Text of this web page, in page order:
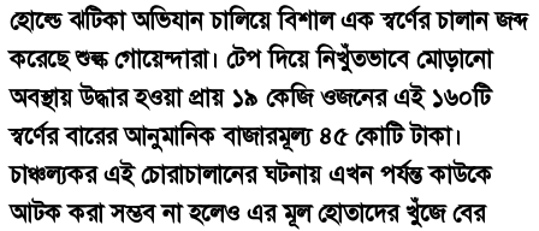
হোল্ডে ঝটিকা অভিযান চালিয়ে বিশাল এক স্বর্ণের চালান জব্দ
করেছে শুল্ক গোয়েন্দারা। টেপ দিয়ে নিখুঁতভাবে মোড়ানো
অবস্থায় উদ্ধার হওয়া প্রায় ১৯ কেজি ওজনের এই ১৬০টি
স্বর্ণের বারের আনুমানিক বাজারমূল্য ৪৫ কোটি টাকা।
চাঞ্চল্যকর এই চোরাচালানের ঘটনায় এখন পর্যন্ত কাউকে
আটক করা সম্ভব না হলেও এর মূল হোতাদের খুঁজে বের